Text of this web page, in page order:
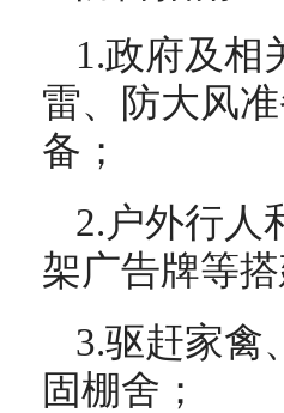
1.政府及相
雷、防大风
备；
2.户外行人
架广告牌等搭
3.驱赶家禽
固棚舍；